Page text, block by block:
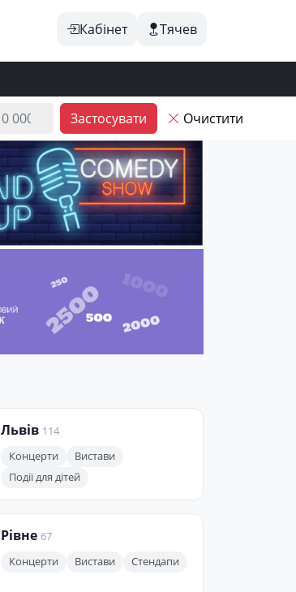
Кабінет Тячев
Застосувати Очистити
Львів 114
Концерти
Вистави
Події для дітей
Рівне 67
Концерти
Вистави Стендапи